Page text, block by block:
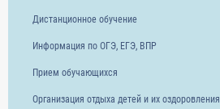
Дистанционное обучение
Информация по ОГЭ, ЕГЭ, ВПР
Прием обучающихся
Организация отдыха детей и их оздоровления